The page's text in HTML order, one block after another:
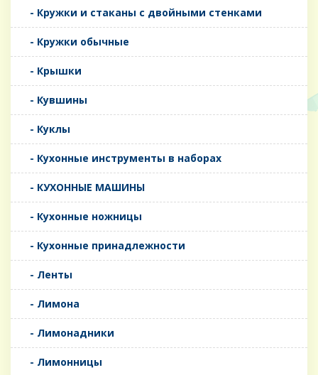
- Кружки и стаканы с двойными стенками
- Кружки обычные
- Крышки
- Кувшины
- Куклы
- Кухонные инструменты в наборах
- КУХОННЫЕ МАШИНЫ
- Кухонные ножницы
- Кухонные принадлежности
- Ленты
- Лимона
- Лимонадники
- Лимонницы